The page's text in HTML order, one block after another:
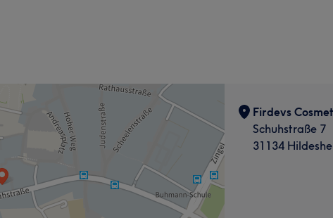
Firdevs
Schuhstraße 7
31134